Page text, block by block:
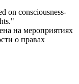
on consciousness-
"
на мероприятиях
о правах